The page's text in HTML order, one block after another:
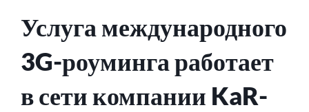
Услуга международного
3G-роуминга работает
в сети компании KaR-